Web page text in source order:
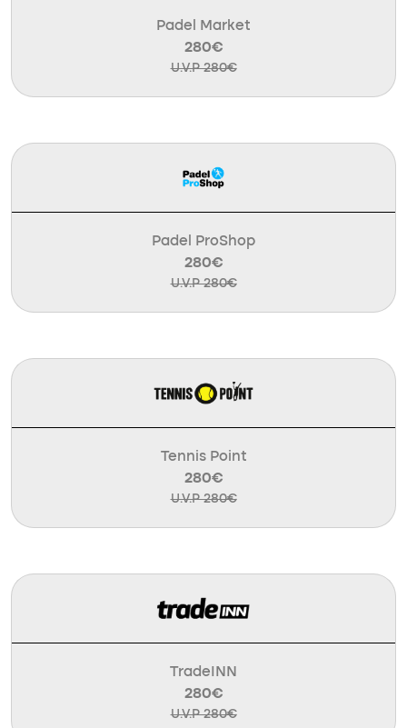
Padel Market
280€
U.V.P 280€
Padel ProShop
280€
U.V.P 280€
Tennis Point
280€
U.V.P 280€
TradeINN
280€
U.V.P 280€